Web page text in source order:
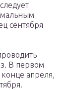
сентября
В первом
апреля,